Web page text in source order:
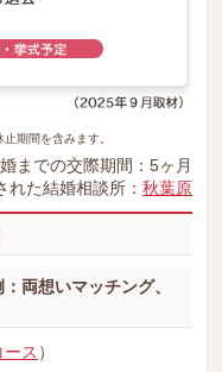
期間を含みます。
までの交際期間：5ヶ月
れた結婚相談所： 秋葉原
両想いマッチング、
ス ）